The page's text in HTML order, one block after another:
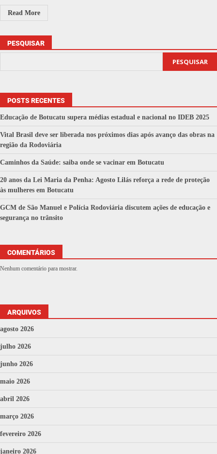
Read More
PESQUISAR
PESQUISAR
POSTS RECENTES
Educação de Botucatu supera médias estadual e nacional no IDEB 2025
Vital Brasil deve ser liberada nos próximos dias após avanço das obras na
região da Rodoviária
Caminhos da Saúde: saiba onde se vacinar em Botucatu
20 anos da Lei Maria da Penha: Agosto Lilás reforça a rede de proteção
às mulheres em Botucatu
GCM de São Manuel e Polícia Rodoviária discutem ações de educação e
segurança no trânsito
COMENTÁRIOS
Nenhum comentário para mostrar.
ARQUIVOS
agosto 2026
julho 2026
junho 2026
maio 2026
abril 2026
março 2026
fevereiro 2026
janeiro 2026